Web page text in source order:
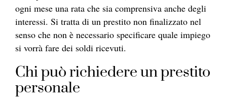
ogni mese una rata che sia comprensiva anche degli
interessi. Si tratta di un prestito non finalizzato nel
senso che non è necessario specificare quale impiego
si vorrà fare dei soldi ricevuti.
Chi può richiedere un prestito
personale